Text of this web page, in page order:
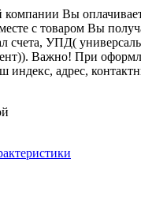
компании Вы
с товаром Вы
счета, УПД(
Важно! При
индекс, адрес,